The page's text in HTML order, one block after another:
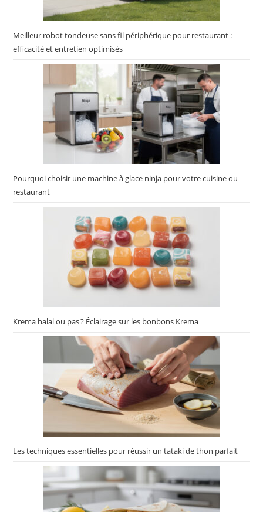
Meilleur robot tondeuse sans fil périphérique pour restaurant :
efficacité et entretien optimisés
Pourquoi choisir une machine à glace ninja pour votre cuisine ou
restaurant
Krema halal ou pas ? Éclairage sur les bonbons Krema
Les techniques essentielles pour réussir un tataki de thon parfait